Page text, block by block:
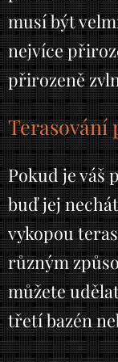
musí být
nejvíce
přirozeně
Terasování
Pokud je váš
buď jej
vykopou
různým
můžete
třetí bazén